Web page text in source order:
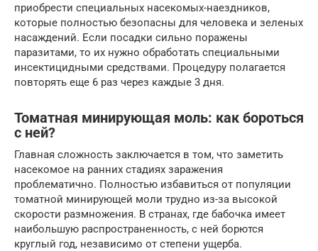
приобрести специальных насекомых-наездников,
которые полностью безопасны для человека и зеленых
насаждений. Если посадки сильно поражены
паразитами, то их нужно обработать специальными
инсектицидными средствами. Процедуру полагается
повторять еще 6 раз через каждые 3 дня.
Томатная минирующая моль: как бороться
с ней?
Главная сложность заключается в том, что заметить
насекомое на ранних стадиях заражения
проблематично. Полностью избавиться от популяции
томатной минирующей моли трудно из-за высокой
скорости размножения. В странах, где бабочка имеет
наибольшую распространенность, с ней борются
круглый год, независимо от степени ущерба.